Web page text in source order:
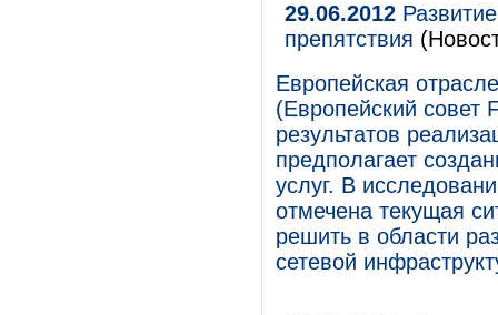
29.06.2012
препятствия
Европейская
(Европейский совет
результатов
предполагает
услуг. В
отмечена текущая
решить в области
сетевой